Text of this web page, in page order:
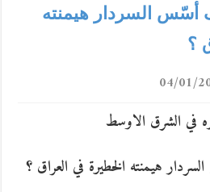
أسّس السردار هيمنته
؟
04/01/
في الشرق الاوسط
هيمنته الخطيرة في العراق ؟